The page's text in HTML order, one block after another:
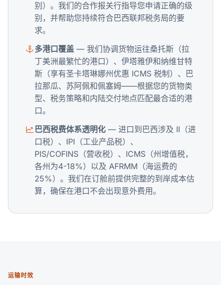
别）。我们的合作报关行指导您申请正确的级
别，并帮助您持续符合巴西联邦税务局的要
求。
多港口覆盖 — 我们协调货物运往桑托斯（拉
丁美洲最繁忙的港口）、伊塔雅伊和纳维甘特
斯（享有圣卡塔琳娜州优惠 ICMS 税制）、巴
拉那瓜、苏阿佩和佩塞姆——根据您的货物类
型、税务策略和内陆交付地点匹配最合适的港
口。
巴西税费体系透明化 — 进口到巴西涉及 II（进
口税）、IPI（工业产品税）、
PIS/COFINS（营收税）、ICMS（州增值税，
各州为4-18%）以及 AFRMM（海运费的
25%）。我们在订舱前提供完整的到岸成本估
算，确保在港口不会出现意外费用。
运输时效